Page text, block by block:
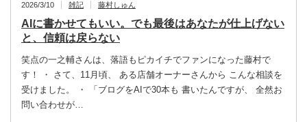
2026/3/10 雑記 藤村しゅん
AIに書かせてもいい。でも最後はあなたが仕上げない
と、信頼は戻らない
笑点の一之輔さんは、落語もピカイチでファンになった藤村で
す！ ・ さて、11月頃、 ある店舗オーナーさんから こんな相談を
受けました。 ・ 「ブログをAIで30本も 書いたんですが、 全然お
問い合わせが…